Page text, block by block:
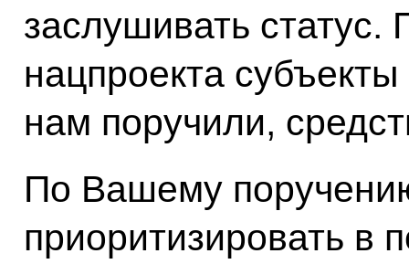
заслушивать статус.
нацпроекта
нам поручили,
По Вашему
приоритизировать в